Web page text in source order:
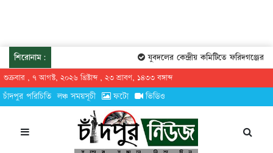
শিরোনাম: যুবদলের কেন্দ্রীয় কমিটিতে ফরিদগঞ্জের
শুক্রবার , ৭ আগস্ট, ২০২৬ খ্রিষ্টাব্দ , ২৩ শ্রাবণ, ১৪৩৩ বঙ্গাব্দ
চাঁদপুর পরিচিতি লঞ্চ সময়সূচী ফটো ভিডিও